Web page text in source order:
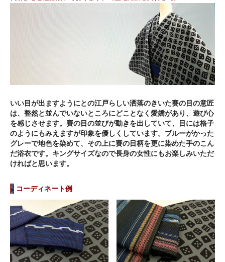
いい目が出ますようにとの江戸らしい洒落のきいた賽の目の意匠
は、整然と並んでいないところにどことなく愛嬌があり、遊び心
を感じさせます。賽の目の並びが動きを出していて、目には格子
のようにもみえますが印象を優しくしています。ブルーがかった
グレーで地色を染めて、その上に賽の目柄を更に染めた手のこん
だ浴衣です。キングサイズなので長身の女性にもお楽しみいただ
ければと思います。
コーディネート例